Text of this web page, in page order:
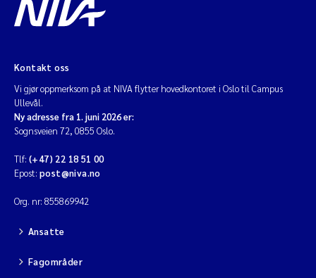
Kontakt oss
Vi gjør oppmerksom på at NIVA flytter hovedkontoret i Oslo til Campus
Ullevål.
Ny adresse fra 1. juni 2026 er:
Sognsveien 72, 0855 Oslo.
Tlf: (+47) 22 18 51 00
Epost: post@niva.no
Org. nr: 855869942
Ansatte
Fagområder